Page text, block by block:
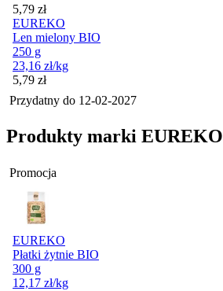
Cena
5,79 zł
EUREKO
Len mielony BIO
250 g
23,16 zł/kg
Cena
5,79 zł
Przydatny do 12-02-2027
Produkty marki EUREKO
Promocja
EUREKO
Płatki żytnie BIO
300 g
12,17 zł/kg